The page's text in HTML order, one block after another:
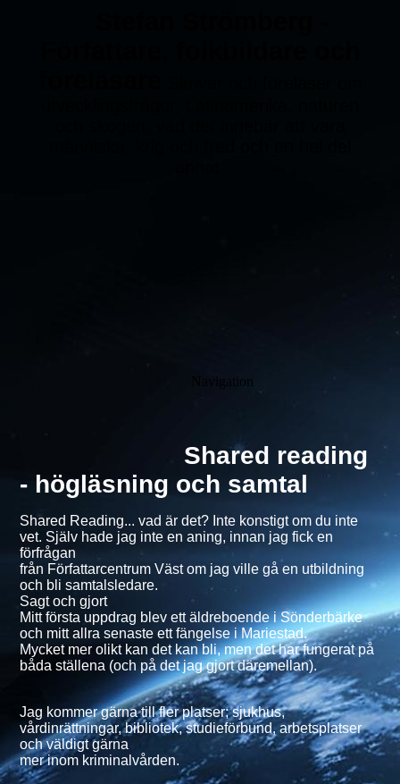
Navigation
Shared reading
- högläsning och samtal
Shared Reading... vad är det? Inte konstigt om du inte
vet. Själv hade jag inte en aning, innan jag fick en
förfrågan
från Författarcentrum Väst om jag ville gå en utbildning
och bli samtalsledare.
Sagt och gjort
Mitt första uppdrag blev ett äldreboende i Sönderbärke
och mitt allra senaste ett fängelse i Mariestad.
Mycket mer olikt kan det kan bli, men det har fungerat på
båda ställena (och på det jag gjort däremellan).
Jag kommer gärna till fler platser; sjukhus,
vårdinrättningar, bibliotek, studieförbund, arbetsplatser
och väldigt gärna
mer inom kriminalvården.